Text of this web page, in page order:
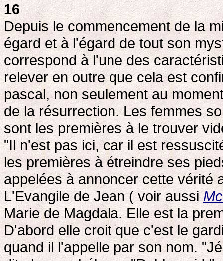
16
Depuis le commencement de la
égard et à l'égard de tout son
correspond à l'une des
relever en outre que cela est
pascal, non seulement au
de la résurrection. Les femmes
sont les premières à le trouver
"Il n'est pas ici, car il est
les premières à étreindre ses
appelées à annoncer cette vérité
L'Evangile de Jean ( voir aussi
Marie de Magdala. Elle est la
D'abord elle croit que c'est le
quand il l'appelle par son nom.